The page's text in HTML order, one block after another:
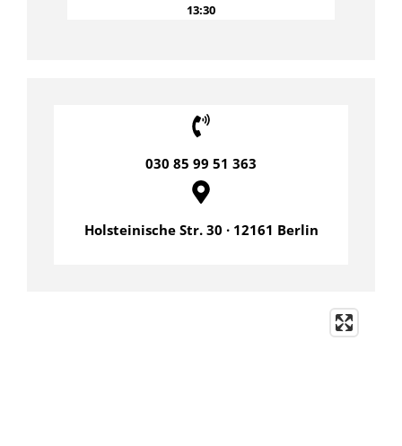
13:30
030 85 99 51 363
Holsteinische Str. 30 · 12161 Berlin